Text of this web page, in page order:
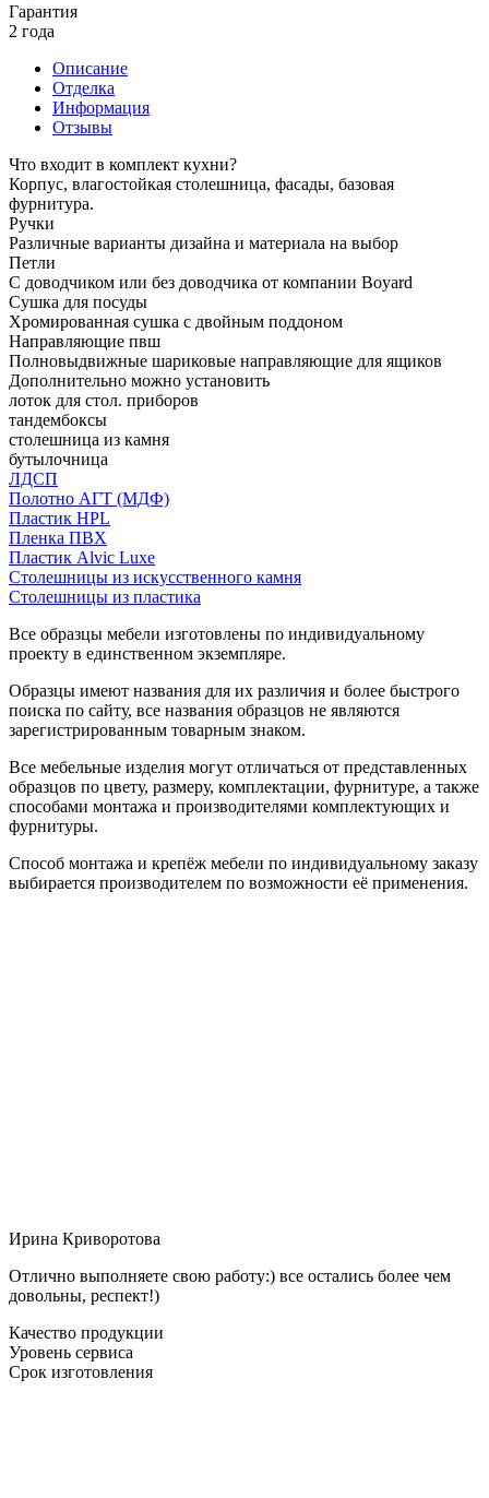
Гарантия
2 года
Описание
Отделка
Информация
Отзывы
Что входит в комплект кухни?
Корпус, влагостойкая столешница, фасады, базовая
фурнитура.
Ручки
Различные варианты дизайна и материала на выбор
Петли
С доводчиком или без доводчика от компании Boyard
Сушка для посуды
Хромированная сушка с двойным поддоном
Направляющие пвш
Полновыдвижные шариковые направляющие для ящиков
Дополнительно можно установить
лоток для стол. приборов
тандембоксы
столешница из камня
бутылочница
ЛДСП
Полотно АГТ (МДФ)
Пластик HPL
Пленка ПВХ
Пластик Alvic Luxe
Столешницы из искусственного камня
Столешницы из пластика
Все образцы мебели изготовлены по индивидуальному
проекту в единственном экземпляре.
Образцы имеют названия для их различия и более быстрого
поиска по сайту, все названия образцов не являются
зарегистрированным товарным знаком.
Все мебельные изделия могут отличаться от представленных
образцов по цвету, размеру, комплектации, фурнитуре, а также
способами монтажа и производителями комплектующих и
фурнитуры.
Способ монтажа и крепёж мебели по индивидуальному заказу
выбирается производителем по возможности её применения.
Ирина Криворотова
Отлично выполняете свою работу:) все остались более чем
довольны, респект!)
Качество продукции
Уровень сервиса
Срок изготовления